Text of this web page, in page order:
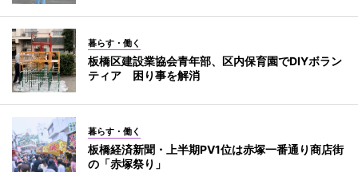
暮らす・働く
板橋区建設業協会青年部、区内保育園でDIYボラン
ティア 困り事を解消
暮らす・働く
板橋経済新聞・上半期PV1位は赤塚一番通り商店街
の「赤塚祭り」